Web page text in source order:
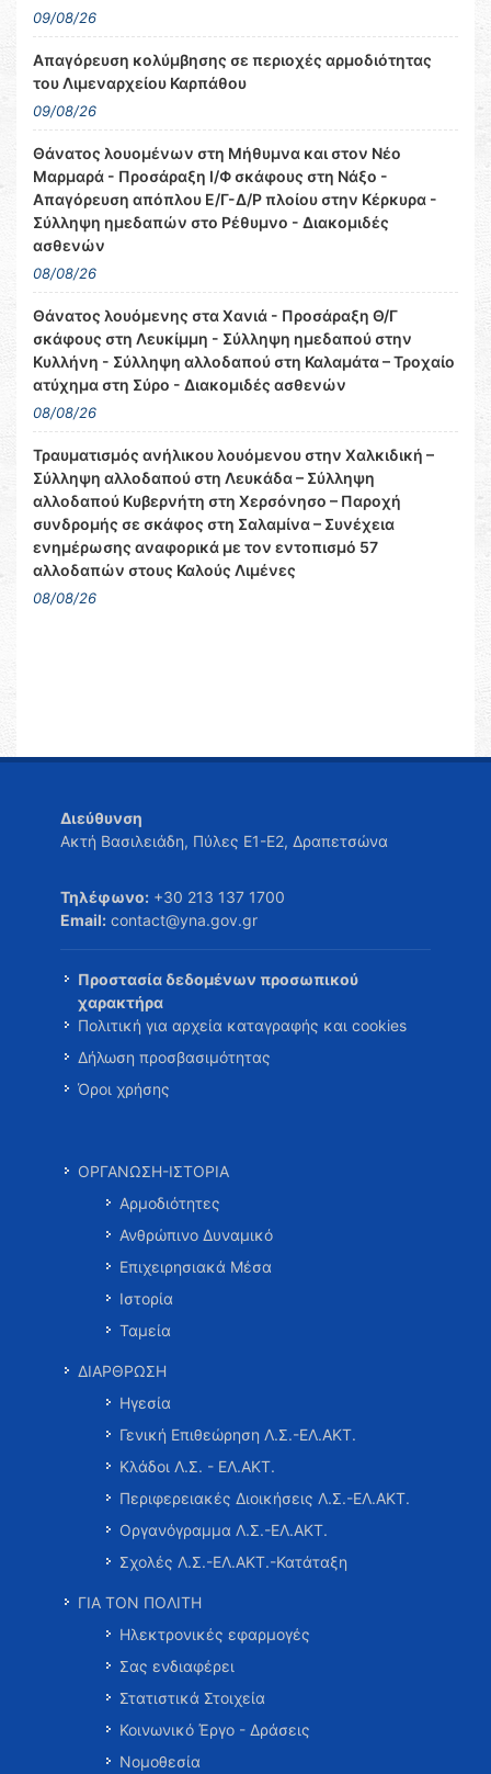
09/08/26
Απαγόρευση κολύμβησης σε περιοχές αρμοδιότητας
του Λιμεναρχείου Καρπάθου
09/08/26
Θάνατος λουομένων στη Μήθυμνα και στον Νέο
Μαρμαρά - Προσάραξη Ι/Φ σκάφους στη Νάξο -
Απαγόρευση απόπλου Ε/Γ-Δ/Ρ πλοίου στην Κέρκυρα -
Σύλληψη ημεδαπών στο Ρέθυμνο - Διακομιδές
ασθενών
08/08/26
Θάνατος λουόμενης στα Χανιά - Προσάραξη Θ/Γ
σκάφους στη Λευκίμμη - Σύλληψη ημεδαπού στην
Κυλλήνη - Σύλληψη αλλοδαπού στη Καλαμάτα – Τροχαίο
ατύχημα στη Σύρο - Διακομιδές ασθενών
08/08/26
Τραυματισμός ανήλικου λουόμενου στην Χαλκιδική –
Σύλληψη αλλοδαπού στη Λευκάδα – Σύλληψη
αλλοδαπού Κυβερνήτη στη Χερσόνησο – Παροχή
συνδρομής σε σκάφος στη Σαλαμίνα – Συνέχεια
ενημέρωσης αναφορικά με τον εντοπισμό 57
αλλοδαπών στους Καλούς Λιμένες
08/08/26
Διεύθυνση
Ακτή Βασιλειάδη, Πύλες Ε1-Ε2, Δραπετσώνα
Τηλέφωνο: +30 213 137 1700
Email: contact@yna.gov.gr
Προστασία δεδομένων προσωπικού
χαρακτήρα
Πολιτική για αρχεία καταγραφής και cookies
Δήλωση προσβασιμότητας
Όροι χρήσης
ΟΡΓΑΝΩΣΗ-ΙΣΤΟΡΙΑ
Αρμοδιότητες
Ανθρώπινο Δυναμικό
Επιχειρησιακά Μέσα
Ιστορία
Ταμεία
ΔΙΑΡΘΡΩΣΗ
Ηγεσία
Γενική Επιθεώρηση Λ.Σ.-ΕΛ.ΑΚΤ.
Κλάδοι Λ.Σ. - ΕΛ.ΑΚΤ.
Περιφερειακές Διοικήσεις Λ.Σ.-ΕΛ.ΑΚΤ.
Οργανόγραμμα Λ.Σ.-ΕΛ.ΑΚΤ.
Σχολές Λ.Σ.-ΕΛ.ΑΚΤ.-Κατάταξη
ΓΙΑ ΤΟΝ ΠΟΛΙΤΗ
Ηλεκτρονικές εφαρμογές
Σας ενδιαφέρει
Στατιστικά Στοιχεία
Κοινωνικό Έργο - Δράσεις
Νομοθεσία